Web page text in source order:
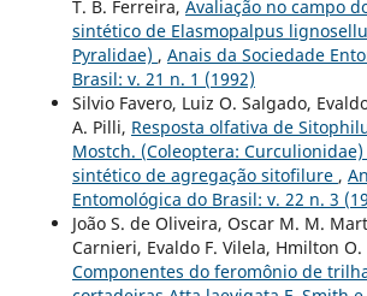
T. B. Ferreira, Avaliação no campo
sintético de Elasmopalpus
Pyralidae) , Anais da Sociedade
Brasil: v. 21 n. 1 (1992)
Silvio Favero, Luiz O. Salgado,
A. Pilli, Resposta olfativa de
Mostch. (Coleoptera:
sintético de agregação sitofilure ,
Entomológica do Brasil: v. 22 n. 3
João S. de Oliveira, Oscar M. M.
Carnieri, Evaldo F. Vilela, Hmilton O.
Componentes do feromônio de